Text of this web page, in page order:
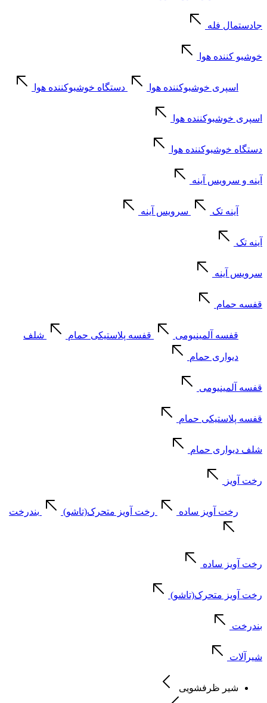
جادستمال فله
خوشبو کننده هوا
اسپری خوشبوکننده هوا دستگاه خوشبوکننده هوا
اسپری خوشبوکننده هوا
دستگاه خوشبوکننده هوا
آینه و سرویس آینه
آینه تک سرویس آینه
آینه تک
سرویس آینه
قفسه حمام
قفسه آلمینیومی قفسه پلاستیکی حمام شلف
دیواری حمام
قفسه آلمینیومی
قفسه پلاستیکی حمام
شلف دیواری حمام
رخت آویز
رخت آویز ساده رخت آویز متحرک(تاشو) بندرخت
رخت آویز ساده
رخت آویز متحرک(تاشو)
بندرخت
شیرآلات
شیر ظرفشویی